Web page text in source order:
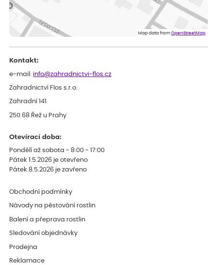
Eshop, objednání bylo v pořádku, žádný problém. Jen jsem byla
smutná z dodávky jedné kytky, která nebyla v nejlepší kondici a i
Map data fromOpenStreetMap
Kontakt:
e-mail: info@zahradnictvi-flos.cz
Zahradnictví Flos s.r.o.
Zahradní 141
250 68 Řež u Prahy
Otevírací doba:
Pondělí až sobota - 8:00 - 17:00
Pátek 1.5.2026 je otevřeno
Pátek 8.5.2026 je zavřeno
Obchodní podmínky
Návody na pěstování rostlin
Balení a přeprava rostlin
Sledování objednávky
Prodejna
Reklamace